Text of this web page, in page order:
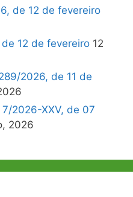
de 12 de fevereiro
12 de fevereiro 12
2026, de 11 de
7/2026-XXV, de 07
2026